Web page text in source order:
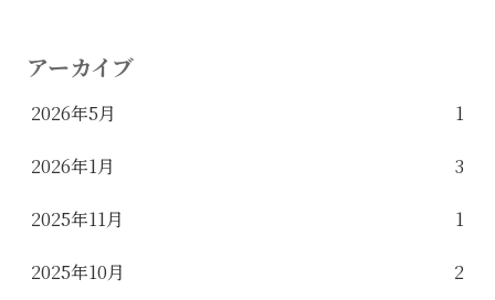
アーカイブ
2026年5月 1
2026年1月 3
2025年11月 1
2025年10月 2